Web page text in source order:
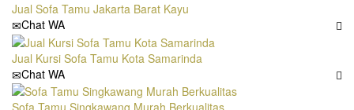
Jual Sofa Tamu Jakarta Barat Kayu
Chat WA
Jual Kursi Sofa Tamu Kota Samarinda
Chat WA
Sofa Tamu Singkawang Murah Berkualitas